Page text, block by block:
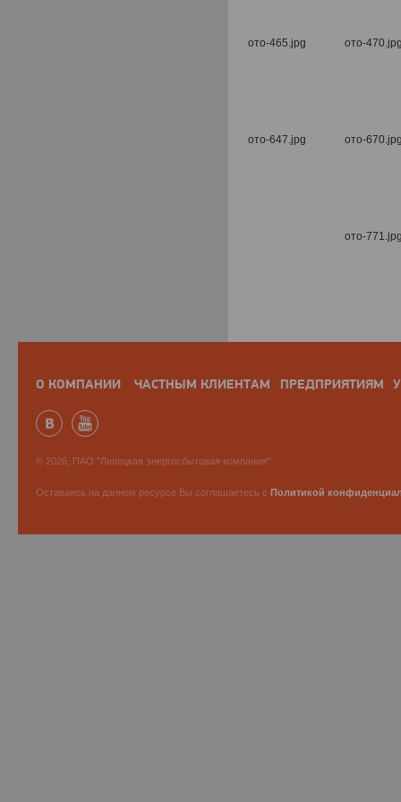
О КОМПАНИИ ЧАСТНЫМ КЛИЕНТАМ ПРЕДПРИЯТИЯМ
© 2026, ПАО "Липецкая энергосбытовая компания".
Оставаясь на данном ресурсе Вы соглашаетесь с Политикой